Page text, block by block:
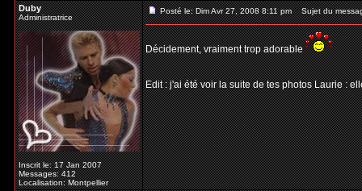
Duby
Administratrice
Inscrit le: 17 Jan 2007
Messages: 412
Localisation: Montpellier
Posté le: Dim Avr 27, 2008 8:11 pm Sujet du
Décidement, vraiment trop adorable
Edit : j'ai été voir la suite de tes photos Laurie :